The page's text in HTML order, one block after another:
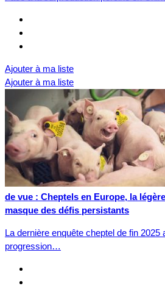
Ajouter à ma liste
Ajouter à ma liste
de vue : Cheptels en Europe, la
masque des défis persistants
La dernière enquête cheptel de fin 2025
progression…